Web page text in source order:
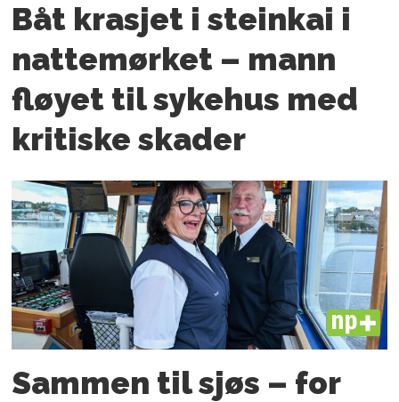
Båt krasjet i steinkai i
nattemørket – mann
fløyet til sykehus med
kritiske skader
PLUS
Sammen til sjøs – for